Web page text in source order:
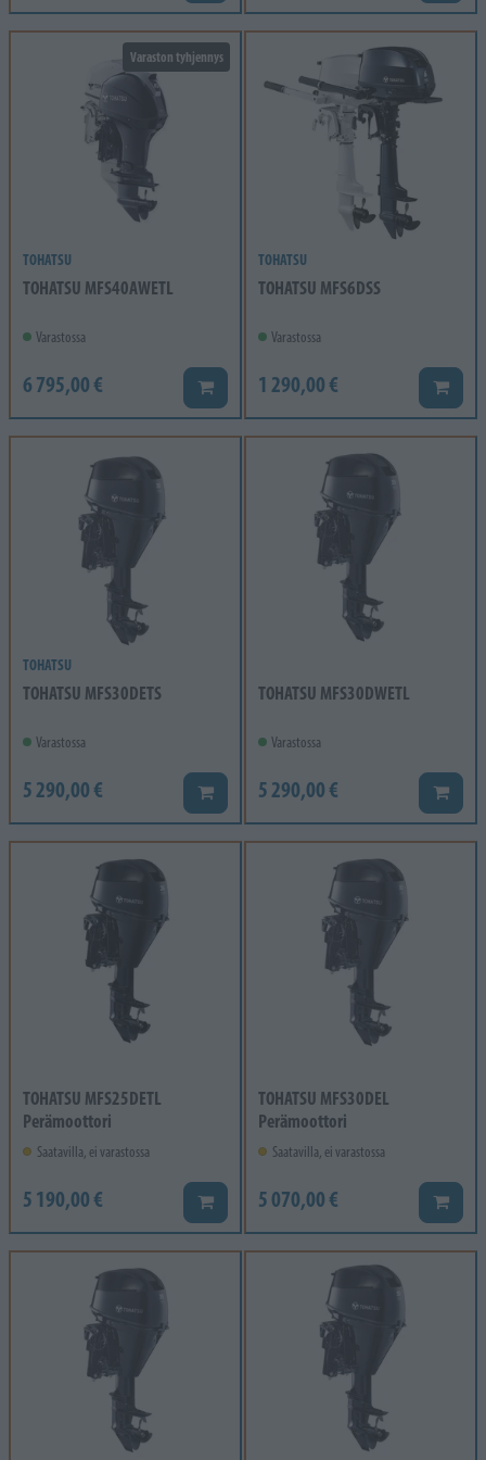
Varaston tyhjennys
TOHATSU
TOHATSU MFS40AWETL
Varastossa
6 795,00 € Lisää koriin
TOHATSU
TOHATSU MFS6DSS
Varastossa
1 290,00 € Lisää
TOHATSU
TOHATSU MFS30DETS
Varastossa
5 290,00 € Lisää koriin
TOHATSU MFS30DWETL
Varastossa
5 290,00 € Lisää
TOHATSU MFS25DETL
Perämoottori
Saatavilla, ei varastossa
5 190,00 € Lisää koriin
TOHATSU MFS30DEL
Perämoottori
Saatavilla, ei varastossa
5 070,00 € Lisää